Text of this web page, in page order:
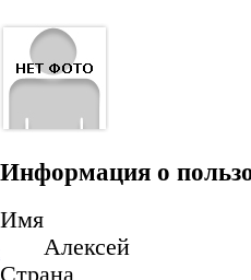
Информация о
Имя
Алексей